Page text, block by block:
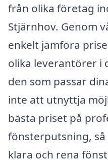
från olika företag
Stjärnhov. Genom
enkelt jämföra
olika leverantörer i
den som passar
inte att utnyttja
bästa priset på
fönsterputsning,
klara och rena